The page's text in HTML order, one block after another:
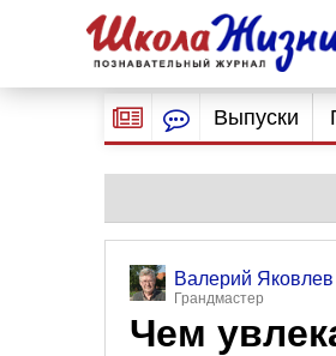
Выпуски
Валерий Яковлев
Грандмастер
Чем